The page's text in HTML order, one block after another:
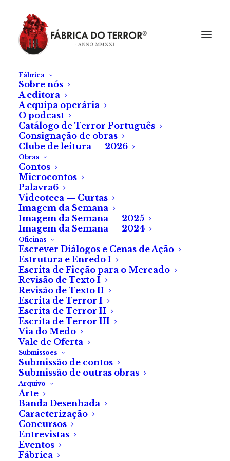
Fábrica
Sobre nós
A editora
A equipa operária
O podcast
Catálogo de Terror Português
Consignação de obras
Clube de leitura — 2026
Obras
Contos
Microcontos
Palavra6
Videoteca — Curtas
Imagem da Semana
Imagem da Semana — 2025
Imagem da Semana — 2024
Oficinas
Escrever Diálogos e Cenas de Ação
Estrutura e Enredo I
Escrita de Ficção para o Mercado
Revisão de Texto I
Revisão de Texto II
Escrita de Terror I
Escrita de Terror II
Escrita de Terror III
Via do Medo
Vale de Oferta
Submissões
Submissão de contos
Submissão de outras obras
Arquivo
Arte
Banda Desenhada
Caracterização
Concursos
Entrevistas
Eventos
Fábrica
Almeida dos Caixões
De Carlos Filipe R. Matos
O senhor Almeida acredita ser mais famoso do que o